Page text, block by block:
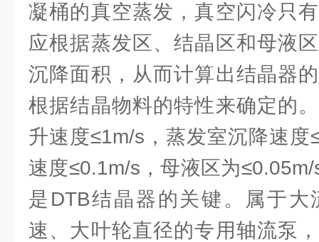
凝桶的真空蒸发，真空闪冷只
应根据蒸发区、结晶区和母液
沉降面积，从而计算出结晶器
根据结晶物料的特性来确定的
升速度≤1m/s，蒸发室沉降速度
速度≤0.1m/s，母液区为
是DTB结晶器的关键。属于
速、大叶轮直径的专用轴流泵